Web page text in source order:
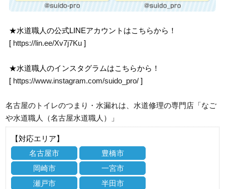
★水道職人の公式LINEアカウントはこちらから！
[ https://lin.ee/Xv7j7Ku ]
★水道職人のインスタグラムはこちらから！
[ https://www.instagram.com/suido_pro/ ]
名古屋のトイレのつまり・水漏れは、水道修理の専門店「なご
や水道職人（名古屋水道職人）」
【対応エリア】
名古屋市
豊橋市
岡崎市
一宮市
瀬戸市
半田市